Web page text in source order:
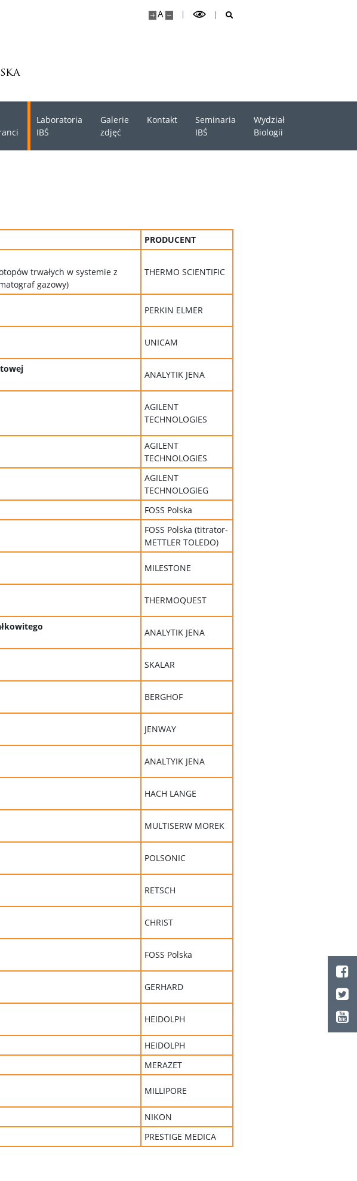
A
Laboratoria
IBŚ
Galerie
zdjęć
Kontakt
Seminaria
IBŚ
Wydział
Biologii
PRODUCENT
trwałych w systemie z
gazowy)
THERMO SCIENTIFIC
PERKIN ELMER
UNICAM
ANALYTIK JENA
AGILENT
TECHNOLOGIES
AGILENT
TECHNOLOGIES
AGILENT
TECHNOLOGIEG
FOSS Polska
FOSS Polska (titrator-
METTLER TOLEDO)
MILESTONE
THERMOQUEST
ANALYTIK JENA
SKALAR
BERGHOF
JENWAY
ANALTYIK JENA
HACH LANGE
MULTISERW MOREK
POLSONIC
RETSCH
CHRIST
FOSS Polska
GERHARD
HEIDOLPH
HEIDOLPH
MERAZET
MILLIPORE
NIKON
PRESTIGE MEDICA